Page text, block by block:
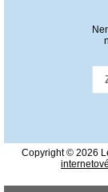
Copyright © 2026